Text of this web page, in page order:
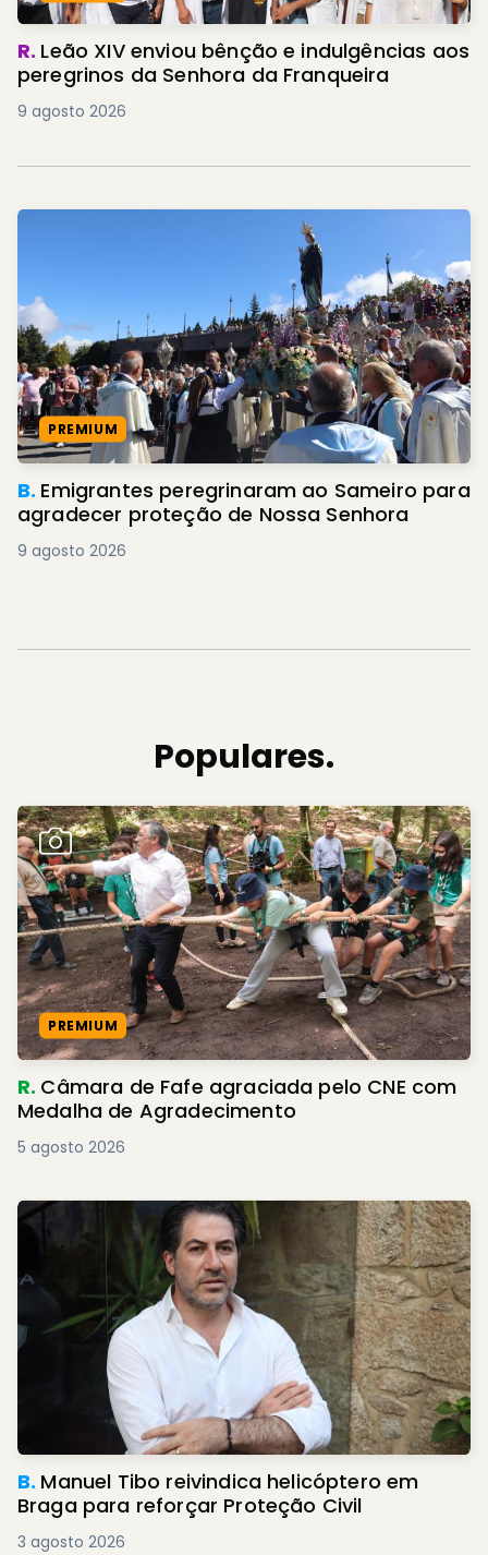
R. Leão XIV enviou bênção e indulgências aos
peregrinos da Senhora da Franqueira
9 agosto 2026
PREMIUM
B. Emigrantes peregrinaram ao Sameiro para
agradecer proteção de Nossa Senhora
9 agosto 2026
Populares.
PREMIUM
R. Câmara de Fafe agraciada pelo CNE com
Medalha de Agradecimento
5 agosto 2026
B. Manuel Tibo reivindica helicóptero em
Braga para reforçar Proteção Civil
3 agosto 2026